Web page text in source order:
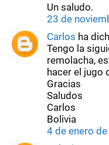
Un saludo.
23 de
Carlos ha
Tengo la
remolacha,
hacer el jugo
Gracias
Saludos
Carlos
Bolivia
4 de enero